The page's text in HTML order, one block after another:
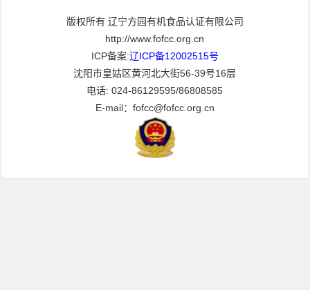
版权所有 辽宁方园有机食品认证有限公司
http://www.fofcc.org.cn
ICP备案:辽ICP备12002515号
沈阳市皇姑区黄河北大街56-39号16层
电话: 024-86129595/86808585
E-mail：fofcc@fofcc.org.cn